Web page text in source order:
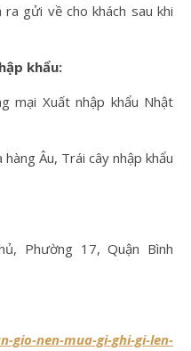
gửi về cho khách sau khi
khẩu:
mại Xuất nhập khẩu Nhật
Âu, Trái cây nhập khẩu
Phường 17, Quận Bình
gio-nen-mua-gi-ghi-gi-len-